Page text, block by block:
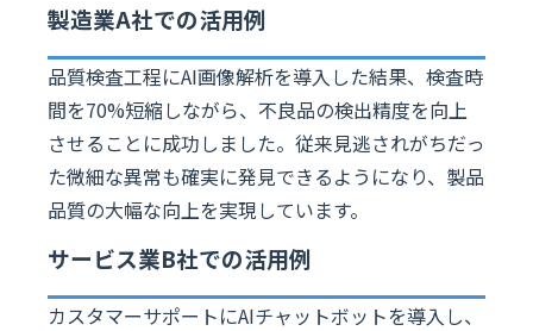
製造業A社での活用例
品質検査工程にAI画像解析を導入した結果、検査時
間を70%短縮しながら、不良品の検出精度を向上
させることに成功しました。従来見逃されがちだっ
た微細な異常も確実に発見できるようになり、製品
品質の大幅な向上を実現しています。
サービス業B社での活用例
カスタマーサポートにAIチャットボットを導入し、